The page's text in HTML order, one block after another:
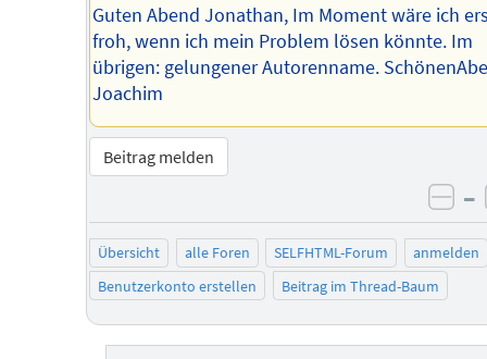
Guten Abend Jonathan, Im Moment wäre ich
froh, wenn ich mein Problem lösen könnte. Im
übrigen: gelungener Autorenname.
Joachim
Beitrag melden
–
Übersicht alle Foren SELFHTML-Forum
anmelden
Benutzerkonto erstellen
Beitrag im Thread-Baum